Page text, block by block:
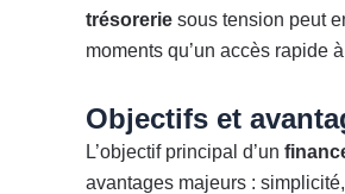
trésorerie sous tension peut
moments qu’un accès rapide
Objectifs et
L’objectif principal d’un
avantages majeurs :